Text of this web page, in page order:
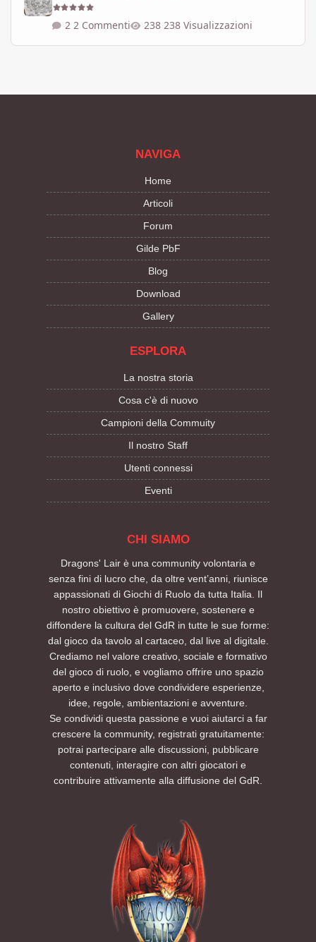
2 Commenti 238 Visualizzazioni
NAVIGA
Home
Articoli
Forum
Gilde PbF
Blog
Download
Gallery
ESPLORA
La nostra storia
Cosa c'è di nuovo
Campioni della Commuity
Il nostro Staff
Utenti connessi
Eventi
CHI SIAMO
Dragons' Lair è una community volontaria e
senza fini di lucro che, da oltre vent’anni, riunisce
appassionati di Giochi di Ruolo da tutta Italia. Il
nostro obiettivo è promuovere, sostenere e
diffondere la cultura del GdR in tutte le sue forme:
dal gioco da tavolo al cartaceo, dal live al digitale.
Crediamo nel valore creativo, sociale e formativo
del gioco di ruolo, e vogliamo offrire uno spazio
aperto e inclusivo dove condividere esperienze,
idee, regole, ambientazioni e avventure.
Se condividi questa passione e vuoi aiutarci a far
crescere la community, registrati gratuitamente:
potrai partecipare alle discussioni, pubblicare
contenuti, interagire con altri giocatori e
contribuire attivamente alla diffusione del GdR.